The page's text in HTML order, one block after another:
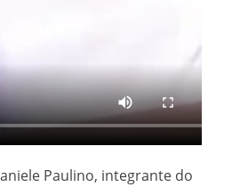
Paulino, integrante do